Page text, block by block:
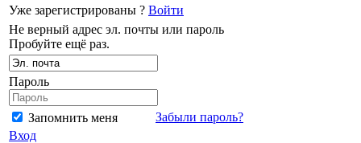
Уже зарегистрированы ? Войти
Не верный адрес эл. почты или пароль
Пробуйте ещё раз.
Пароль
Запомнить меня
Забыли пароль?
Вход